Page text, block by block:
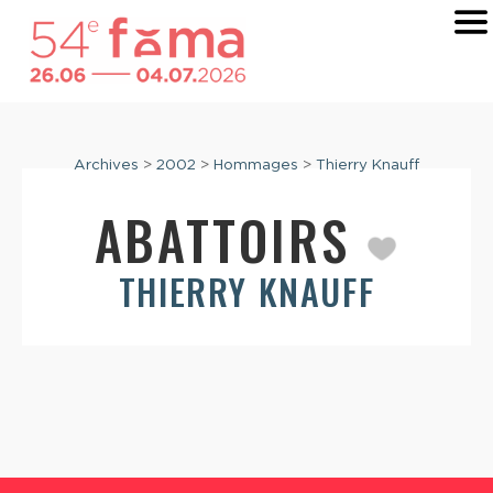
Archives > 2002 > Hommages > Thierry Knauff
ABATTOIRS
THIERRY KNAUFF